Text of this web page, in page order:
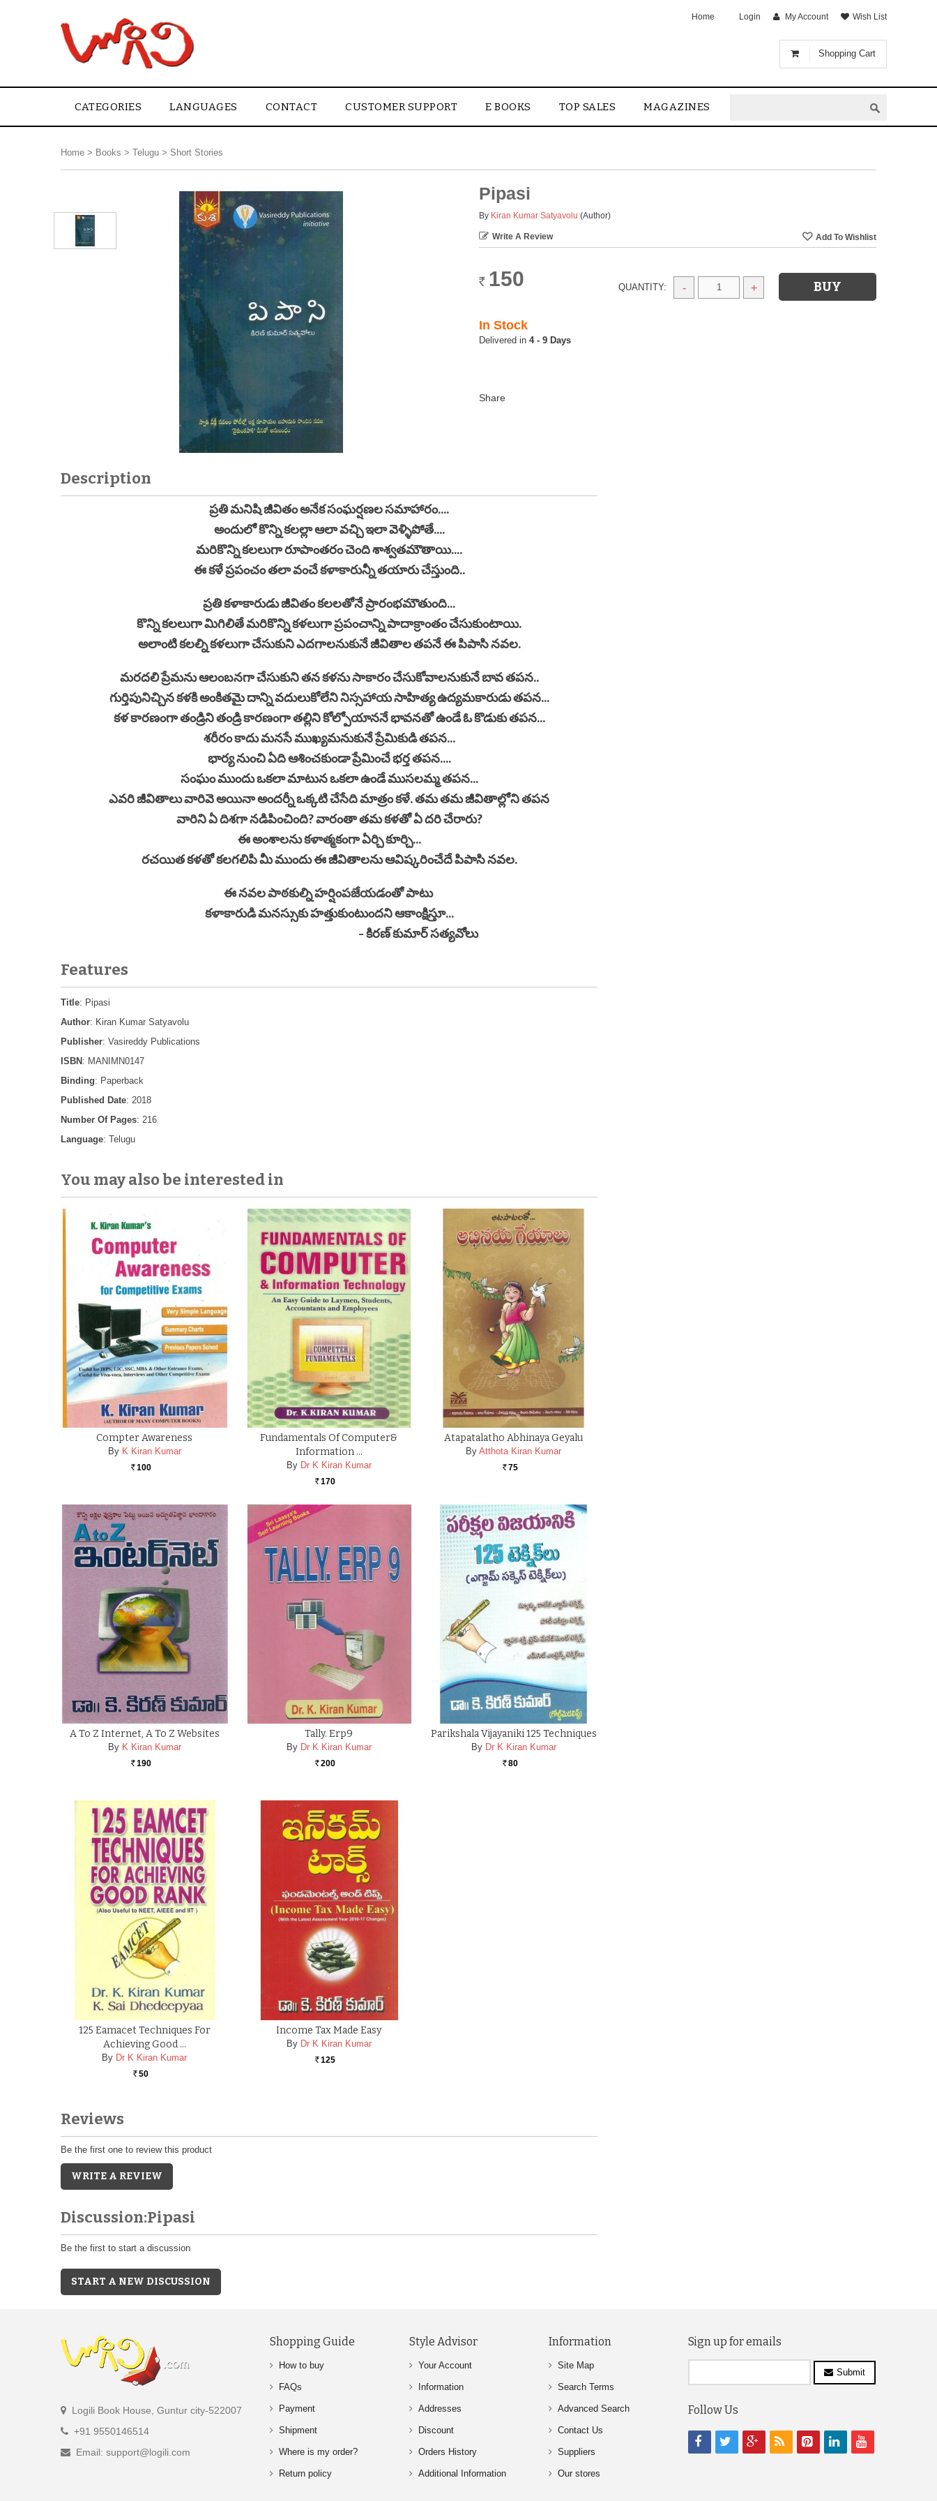
Shopping Cart
Home Login My Account Wish List
CATEGORIES LANGUAGES CONTACT CUSTOMER SUPPORT E BOOKS TOP SALES MAGAZINES
Home > Books > Telugu > Short Stories
Pipasi
By Kiran Kumar Satyavolu (Author)
Write A Review
Rs. 150 QUANTITY: - +
In Stock
4 - 9 Days
Description
ప్రతి మనిషి జీవితం అనేక సంఘర్షణల సమాహారం....
అందులో కొన్ని కలల్లా ఆలా వచ్చి ఇలా వెళ్ళిపోతే....
మరికొన్ని కలలుగా రూపాంతరం చెంది శాశ్వతమౌతాయి....
ఈ కళే ప్రపంచం తలా వంచే కళాకారున్నీ తయారు చేస్తుంది..
ప్రతి కళాకారుడు జీవితం కలలతోనే ప్రారంభమౌతుంది...
కొన్ని కలలుగా మిగిలితే మరికొన్ని కళలుగా ప్రపంచాన్ని పాదాక్రాంతం చేసుకుంటాయి.
అలాంటి కలల్ని కళలుగా చేసుకుని ఎదగాలనుకునే జీవితాల తపనే ఈ పిపాసి నవల.
మరదలి ప్రేమను ఆలంబనగా చేసుకుని తన కళను సాకారం చేసుకోవాలనుకునే బావ తపన..
గుర్తిపునిచ్చిన కళకి అంకితమై దాన్ని వదులుకోలేని నిస్సహాయ సాహిత్య ఉద్యమకారుడు తపన...
కళ కారణంగా తండ్రిని తండ్రి కారణంగా తల్లిని కోల్పోయాననే భావనతో ఉండే ఓ కొడుకు తపన...
శరీరం కాదు మనసే ముఖ్యమనుకునే ప్రేమికుడి తపన...
భార్య నుంచి ఏది ఆశించకుండా ప్రేమించే భర్త తపన....
సంఘం ముందు ఒకలా మాటున ఒకలా ఉండే ముసలమ్మ తపన...
ఎవరి జీవితాలు వారివె అయినా అందర్నీ ఒక్కటి చేసేది మాత్రం కళే. తమ తమ జీవితాల్లోని తపన
వారిని ఏ దిశగా నడిపించింది? వారంతా తమ కళతో ఏ దరి చేరారు?
ఈ అంశాలను కళాత్మకంగా ఏర్చి కూర్చి...
రచయిత కళతో కలగలిపి మీ ముందు ఈ జీవితాలను ఆవిష్కరించేదే పిపాసి నవల.
ఈ నవల పాఠకుల్ని హర్షింపజేయడంతో పాటు
కళాకారుడి మనస్సుకు హత్తుకుంటుందని ఆకాంక్షిస్తూ...
- కిరణ్ కుమార్ సత్యవోలు
Features
Title: Pipasi
Author: Kiran Kumar Satyavolu
Publisher: Vasireddy Publications
ISBN : MANIMN0147
Binding: Paperback
Published Date: 2018
Number Of Pages: 216
Language: Telugu
You may also be interested in
Compter Awareness
By K Kiran Kumar
Rs. 100
Fundamentals Of Computer&
Information …
By Dr K Kiran Kumar
Rs. 170
Atapatalatho Abhinaya Geyalu
By Atthota Kiran Kumar
Rs. 75
A To Z Internet, A To Z Websites
By K Kiran Kumar
Rs. 190
Tally. Erp9
By Dr K Kiran Kumar
Rs. 200
Parikshala Vijayaniki 125 Techniques
By Dr K Kiran Kumar
Rs. 80
125 Eamacet Techniques For
Achieving Good …
By Dr K Kiran Kumar
Rs. 50
Income Tax Made Easy
By Dr K Kiran Kumar
Rs. 125
Reviews
Be the first one to review this product
WRITE A REVIEW
Discussion:Pipasi
Be the first to start a discussion
START A NEW DISCUSSION
Logili Book House, Guntur city-522007
+91 9550146514
Email: support@logili.com
Shopping Guide
How to buy
FAQs
Payment
Shipment
Where is my order?
Return policy
Style Advisor
Your Account
Information
Addresses
Discount
Orders History
Additional Information
Information
Site Map
Search Terms
Advanced Search
Contact Us
Suppliers
Our stores
Sign up for emails
Submit
Follow Us